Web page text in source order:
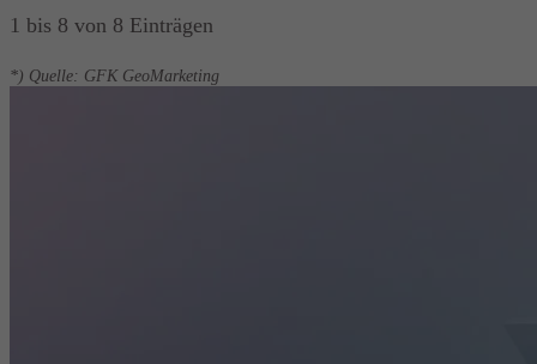
1 bis 8 von 8 Einträgen
*) Quelle: GFK GeoMarketing